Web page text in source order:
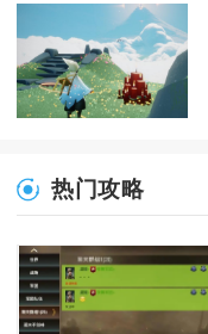
热门攻略